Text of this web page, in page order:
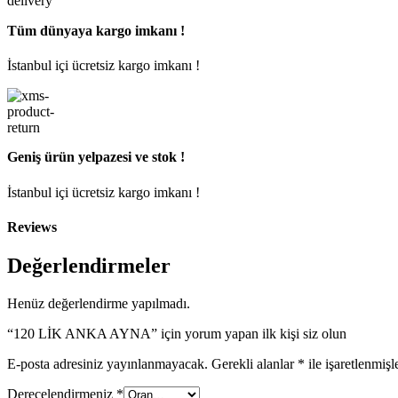
Tüm dünyaya kargo imkanı !
İstanbul içi ücretsiz kargo imkanı !
Geniş ürün yelpazesi ve stok !
İstanbul içi ücretsiz kargo imkanı !
Reviews
Değerlendirmeler
Henüz değerlendirme yapılmadı.
“120 LİK ANKA AYNA” için yorum yapan ilk kişi siz olun
E-posta adresiniz yayınlanmayacak. Gerekli alanlar * ile
Derecelendirmeniz *